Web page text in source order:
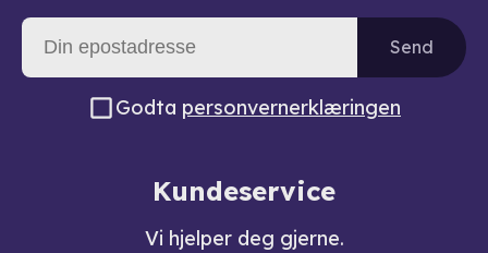
Send
Godta personvernerklæringen
Kundeservice
Vi hjelper deg gjerne.